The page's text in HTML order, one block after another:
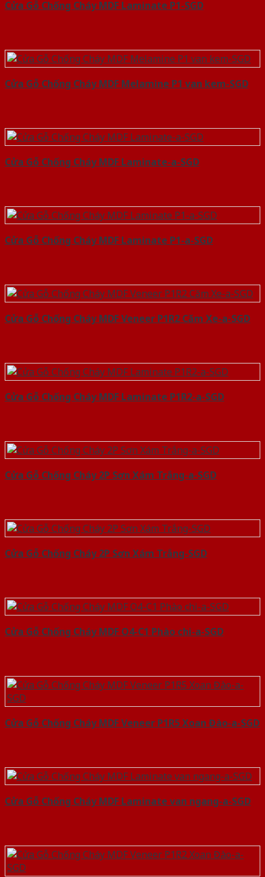
Cửa Gỗ Chống Cháy MDF Laminate P1-SGD
Cửa Gỗ Chống Cháy MDF Melamine P1 van kem-SGD
Cửa Gỗ Chống Cháy MDF Laminate-a-SGD
Cửa Gỗ Chống Cháy MDF Laminate P1-a-SGD
Cửa Gỗ Chống Cháy MDF Veneer P1R2 Căm Xe-a-SGD
Cửa Gỗ Chống Cháy MDF Laminate P1R2-a-SGD
Cửa Gỗ Chống Cháy 2P Sơn Xám Trắng-a-SGD
Cửa Gỗ Chống Cháy 2P Sơn Xám Trắng-SGD
Cửa Gỗ Chống Cháy MDF O4-C1 Phào chi-a-SGD
Cửa Gỗ Chống Cháy MDF Veneer P1R5 Xoan Đào-a-SGD
Cửa Gỗ Chống Cháy MDF Laminate van ngang-a-SGD